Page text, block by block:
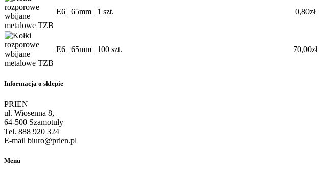
E6 | 65mm | 1 szt. 0,80zł
E6 | 65mm | 100 szt. 70,00zł
Informacja o sklepie
PRIEN
ul. Wiosenna 8,
64-500 Szamotuły
Tel. 888 920 324
E-mail biuro@prien.pl
Menu